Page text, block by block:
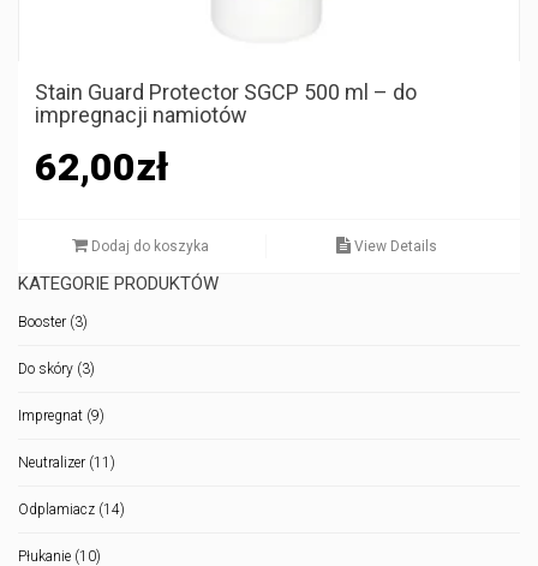
Stain Guard Protector SGCP 500 ml – do
impregnacji namiotów
62,00zł
Dodaj do koszyka View Details
KATEGORIE PRODUKTÓW
Booster (3)
Do skóry (3)
Impregnat (9)
Neutralizer (11)
Odplamiacz (14)
Płukanie (10)